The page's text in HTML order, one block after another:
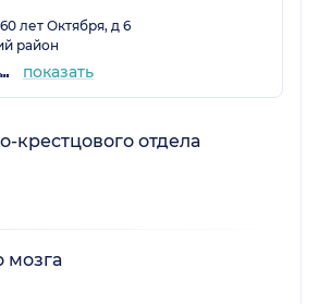
лет Октября, д 6
район
+7 (834) 233-84-75 показать
крестцового отдела
мозга